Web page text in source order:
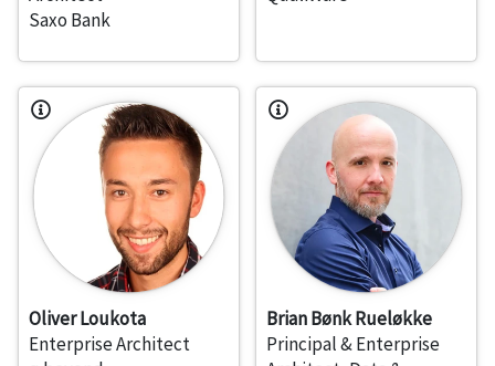
Saxo Bank
Oliver Loukota
Enterprise Architect
Brian Bønk Rueløkke
Principal & Enterprise